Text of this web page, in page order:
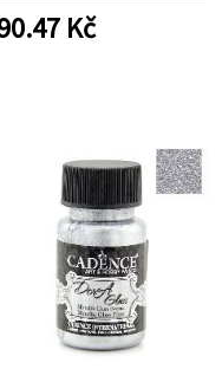
modrozelená), 59 ml, CG-
1376
Kč